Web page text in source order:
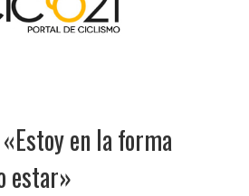
en la forma
estar»